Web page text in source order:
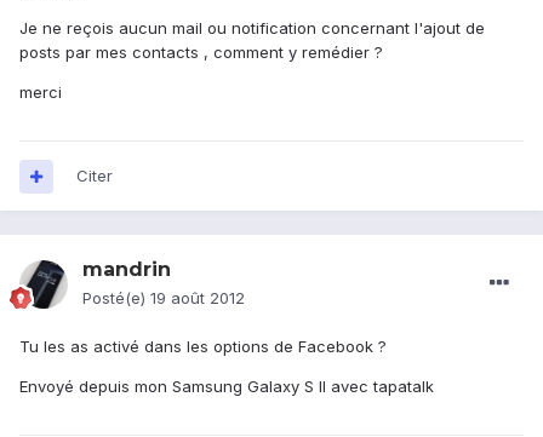
Je ne reçois aucun mail ou notification concernant l'ajout de
posts par mes contacts , comment y remédier ?
merci
Citer
mandrin
Posté(e) 19 août 2012
Tu les as activé dans les options de Facebook ?
Envoyé depuis mon Samsung Galaxy S II avec tapatalk